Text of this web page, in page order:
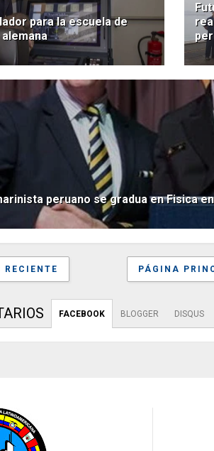
para la escuela de
peruano se gradua en Fisica
RECIENTE PÁGINA
FACEBOOK BLOGGER DISQUS